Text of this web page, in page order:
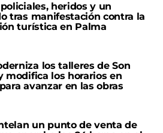
heridos y un
tras manifestación contra la
turística en Palma
los talleres de Son
modifica los horarios en
avanzar en las obras
un punto de venta de